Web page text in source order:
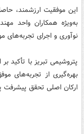
این موفقیت ارزشمند،
به‌ویژه همکاران واحد
نوآوری و اجرای تجربه‌های
پتروشیمی تبریز با تأکید
بهره‌گیری از تجربه‌های
ارکان اصلی تحقق پیشرفت